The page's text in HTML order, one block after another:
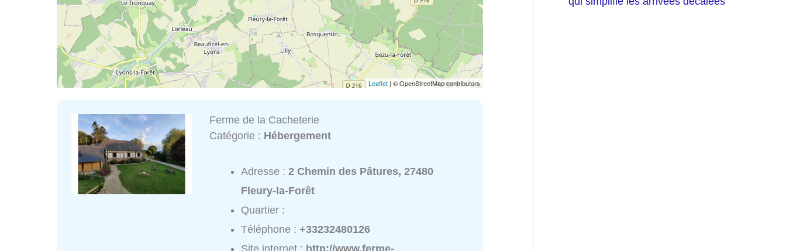
Leaflet | © OpenStreetMap contributors
Ferme de la Cacheterie
Catégorie : Hébergement
Adresse :2 Chemin des Pâtures, 27480
Fleury-la-Forêt
Quartier :
Téléphone :+33232480126